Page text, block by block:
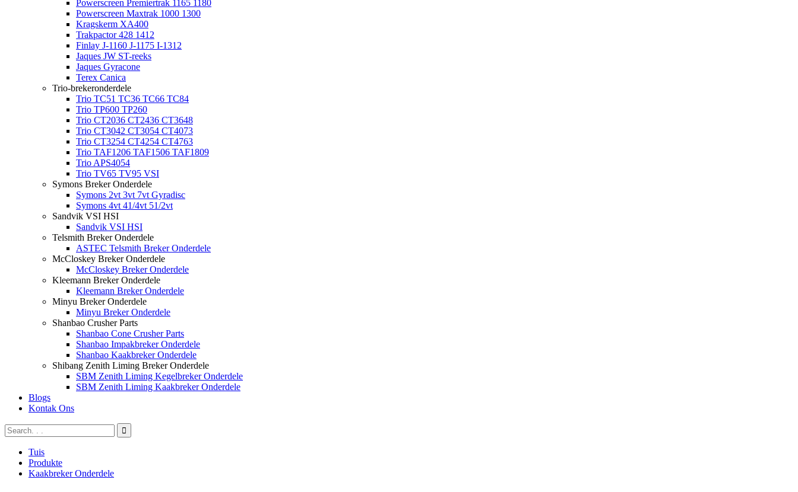
Powerscreen Premiertrak 1165 1180
Powerscreen Maxtrak 1000 1300
Kragskerm XA400
Trakpactor 428 1412
Finlay J-1160 J-1175 I-1312
Jaques JW ST-reeks
Jaques Gyracone
Terex Canica
Trio-brekeronderdele
Trio TC51 TC36 TC66 TC84
Trio TP600 TP260
Trio CT2036 CT2436 CT3648
Trio CT3042 CT3054 CT4073
Trio CT3254 CT4254 CT4763
Trio TAF1206 TAF1506 TAF1809
Trio APS4054
Trio TV65 TV95 VSI
Symons Breker Onderdele
Symons 2vt 3vt 7vt Gyradisc
Symons 4vt 41/4vt 51/2vt
Sandvik VSI HSI
Sandvik VSI HSI
Telsmith Breker Onderdele
ASTEC Telsmith Breker Onderdele
McCloskey Breker Onderdele
McCloskey Breker Onderdele
Kleemann Breker Onderdele
Kleemann Breker Onderdele
Minyu Breker Onderdele
Minyu Breker Onderdele
Shanbao Crusher Parts
Shanbao Cone Crusher Parts
Shanbao Impakbreker Onderdele
Shanbao Kaakbreker Onderdele
Shibang Zenith Liming Breker Onderdele
SBM Zenith Liming Kegelbreker Onderdele
SBM Zenith Liming Kaakbreker Onderdele
Blogs
Kontak Ons
Tuis
Produkte
Kaakbreker Onderdele